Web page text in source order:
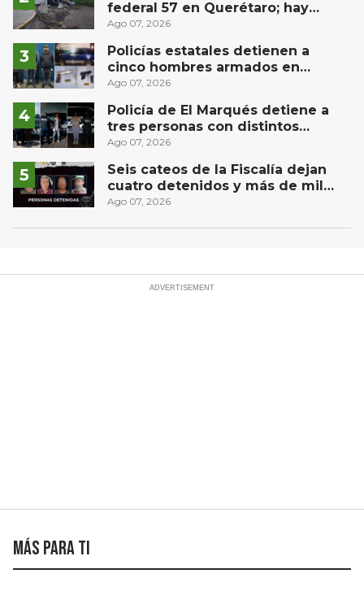
federal 57 en Querétaro; hay
derrame de combustible
Ago 07, 2026
Policías estatales detienen a
cinco hombres armados en
Puebla capital
Ago 07, 2026
Policía de El Marqués detiene a
tres personas con distintos
narcóticos
Ago 07, 2026
Seis cateos de la Fiscalía dejan
cuatro detenidos y más de mil
dosis aseguradas en Querétaro
Ago 07, 2026
Más para ti